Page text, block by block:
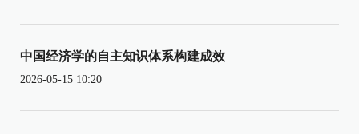
中国经济学的自主知识体系构建成效
2026-05-15 10:20